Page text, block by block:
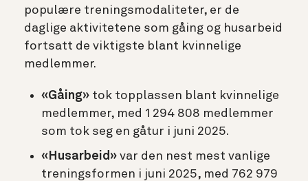
populære treningsmodaliteter, er de
daglige aktivitetene som gåing og husarbeid
fortsatt de viktigste blant kvinnelige
medlemmer.
«Gåing» tok topplassen blant kvinnelige
medlemmer, med 1 294 808 medlemmer
som tok seg en gåtur i juni 2025.
«Husarbeid» var den nest mest vanlige
treningsformen i juni 2025, med 762 979